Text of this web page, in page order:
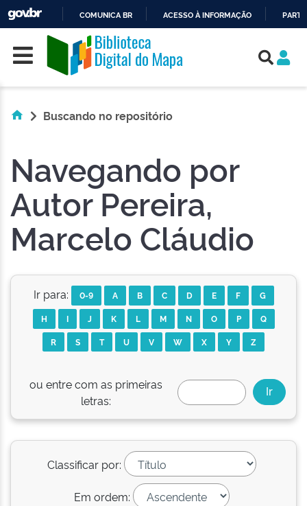
O
CONTEÚDO
COMUNICA BR ACESSO À INFORMAÇÃO
Skip navigation
Buscando no repositório
Navegando por
Autor Pereira,
Marcelo Cláudio
Ir para: 0-9 A B C D E F
G
H
I J K L M N O P
Q
R
S T U V W X Y Z
ou entre com as primeiras
letras:
Classificar por:
Em ordem: